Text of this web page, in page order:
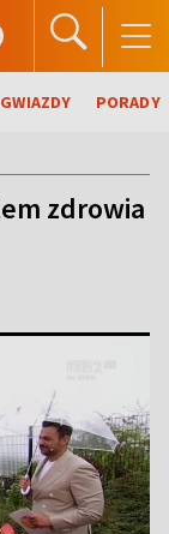
GWIAZDY PORADY
zdrowia